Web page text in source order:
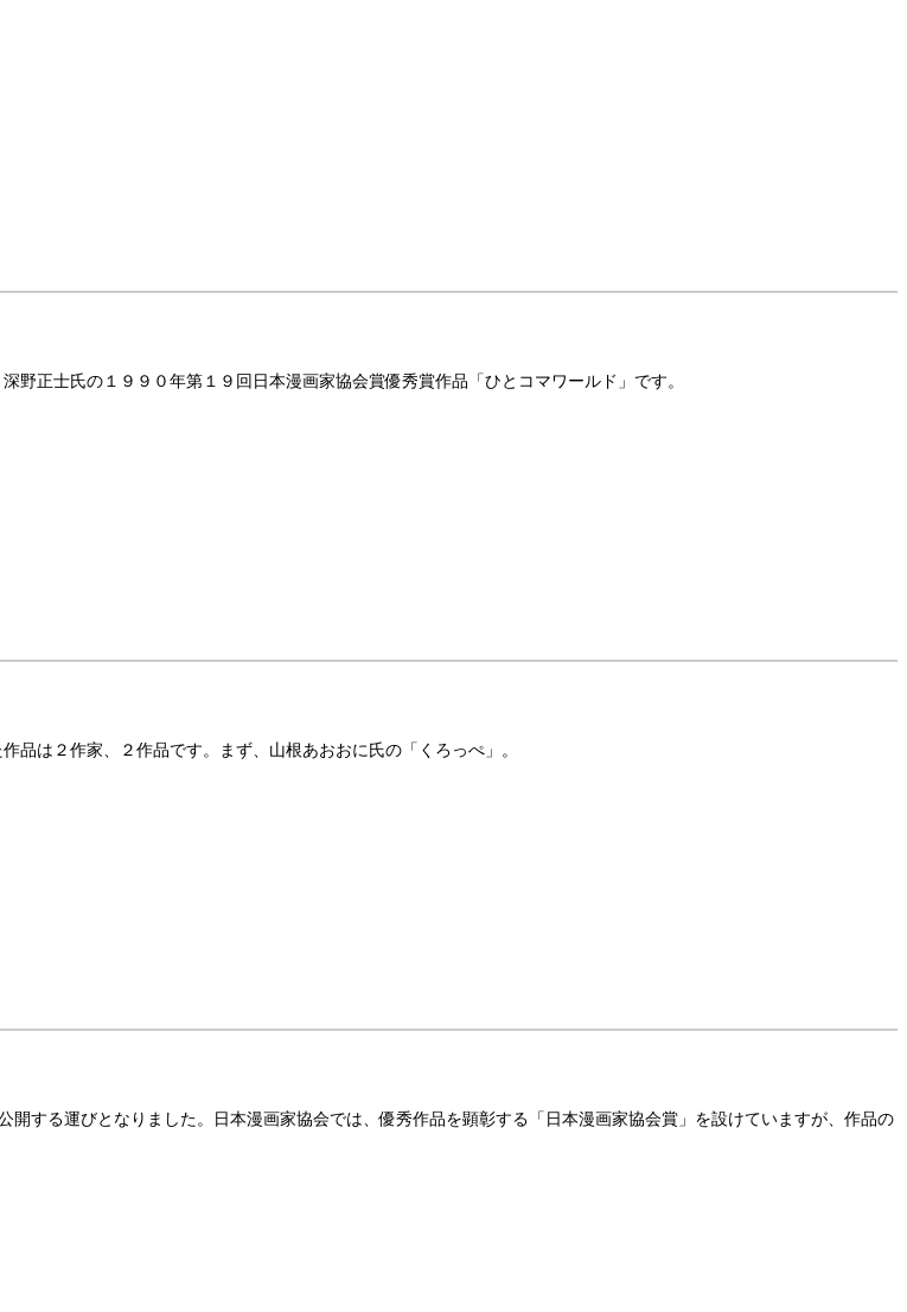
正士氏の１９９０年第１９回日本漫画家協会賞優秀賞作品「ひとコマワールド」です。
品は２作家、２作品です。まず、山根あおおに氏の「くろっぺ」。
する運びとなりました。日本漫画家協会では、優秀作品を顕彰する「日本漫画家協会賞」を設けていますが、作品の